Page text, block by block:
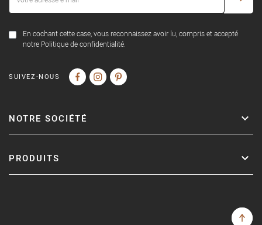
En cochant cette case, vous reconnaissez avoir lu, compris et accepté
notre Politique de confidentialité.
SUIVEZ-NOUS
NOTRE SOCIÉTÉ
PRODUITS